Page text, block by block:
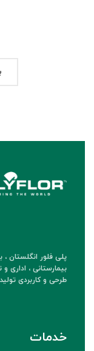
پلی فلور انگلستان
بیمارستانی ،
طرحی و کاربردی
خدمات